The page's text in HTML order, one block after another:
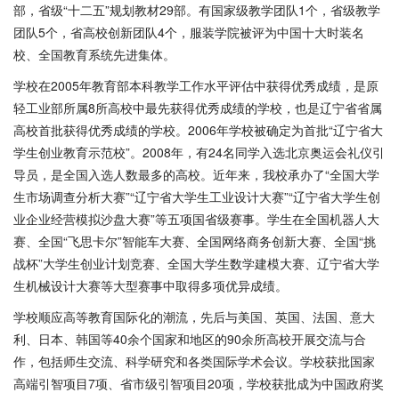
部，省级“十二五”规划教材29部。有国家级教学团队1个，省级教学
团队5个，省高校创新团队4个，服装学院被评为中国十大时装名
校、全国教育系统先进集体。
学校在2005年教育部本科教学工作水平评估中获得优秀成绩，是原
轻工业部所属8所高校中最先获得优秀成绩的学校，也是辽宁省省属
高校首批获得优秀成绩的学校。2006年学校被确定为首批“辽宁省大
学生创业教育示范校”。2008年，有24名同学入选北京奥运会礼仪引
导员，是全国入选人数最多的高校。近年来，我校承办了“全国大学
生市场调查分析大赛”“辽宁省大学生工业设计大赛”“辽宁省大学生创
业企业经营模拟沙盘大赛”等五项国省级赛事。学生在全国机器人大
赛、全国“飞思卡尔”智能车大赛、全国网络商务创新大赛、全国“挑
战杯”大学生创业计划竞赛、全国大学生数学建模大赛、辽宁省大学
生机械设计大赛等大型赛事中取得多项优异成绩。
学校顺应高等教育国际化的潮流，先后与美国、英国、法国、意大
利、日本、韩国等40余个国家和地区的90余所高校开展交流与合
作，包括师生交流、科学研究和各类国际学术会议。学校获批国家
高端引智项目7项、省市级引智项目20项，学校获批成为中国政府奖